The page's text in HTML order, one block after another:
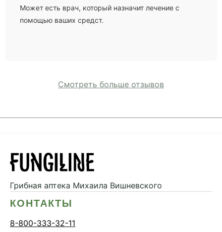
Может есть врач, который назначит лечение с
помощью ваших средст.
Смотреть больше отзывов
Грибная аптека Михаила Вишневского
КОНТАКТЫ
8-800-333-32-11